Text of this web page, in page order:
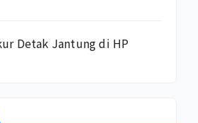
Detak Jantung di HP